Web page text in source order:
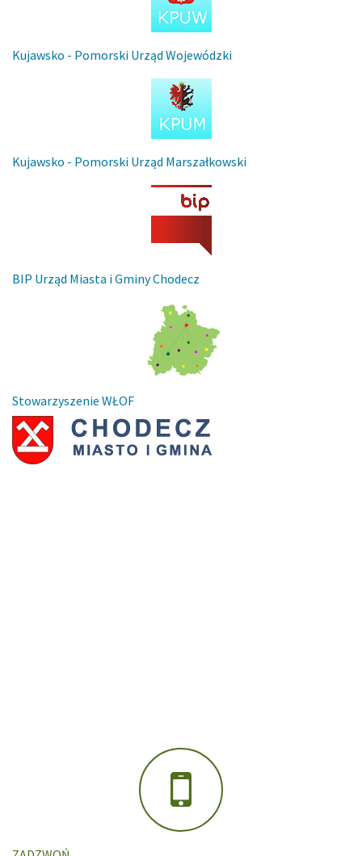
Kujawsko - Pomorski Urząd Wojewódzki
Kujawsko - Pomorski Urząd Marszałkowski
BIP Urząd Miasta i Gminy Chodecz
Stowarzyszenie WŁOF